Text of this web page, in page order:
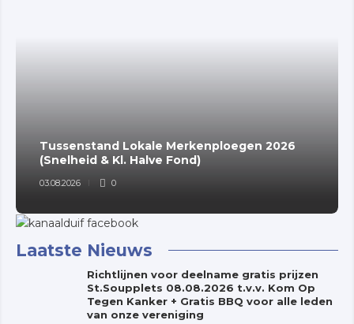
Tussenstand Lokale Merkenploegen 2026
(Snelheid & Kl. Halve Fond)
03.08.2026 0
Laatste Nieuws
Richtlijnen voor deelname gratis prijzen
St.Soupplets 08.08.2026 t.v.v. Kom Op
Tegen Kanker + Gratis BBQ voor alle leden
van onze vereniging